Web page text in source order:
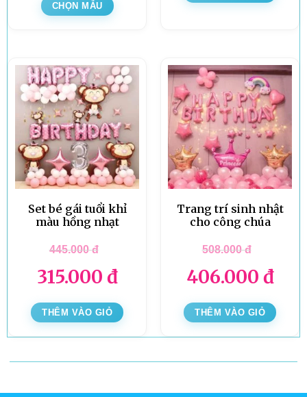
CHỌN MẪU
Set bé gái tuổi khỉ
màu hồng nhạt
445.000đ
315.000 đ
THÊM VÀO GIỎ
Trang trí sinh nhật
cho công chúa
508.000đ
406.000 đ
THÊM VÀO GIỎ